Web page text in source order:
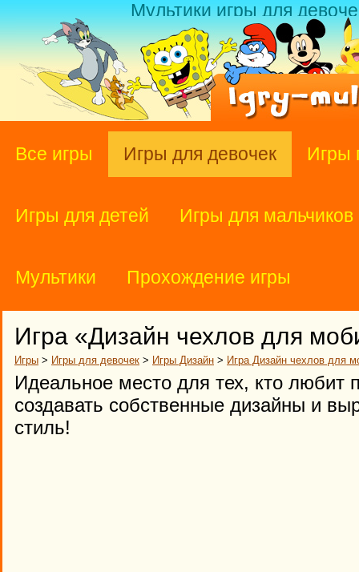
Мультики игры для
Все игры Игры для девочек Игры
Игры для детей Игры для мальчиков
Мультики Прохождение игры
Игра «Дизайн чехлов для
Игры > Игры для девочек > Игры Дизайн > Игра Дизайн чехлов для
Идеальное место для тех, кто любит
создавать собственные дизайны и
стиль!